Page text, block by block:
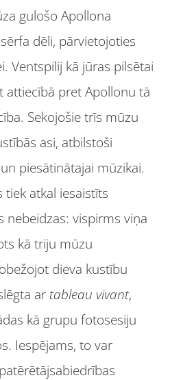
gulošo Apollona
dēli, pārvietojoties
Ventspilij kā jūras pilsētai
attiecībā pret Apollonu tā
Sekojošie trīs mūzu
asi, atbilstoši
piesātinātajai mūzikai.
tiek atkal iesaistīts
nebeidzas: vispirms viņa
kā triju mūzu
dieva kustību
ar tableau vivant,
kā grupu fotosesiju
Iespējams, to var